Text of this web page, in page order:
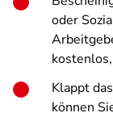
oder
Klappt
können